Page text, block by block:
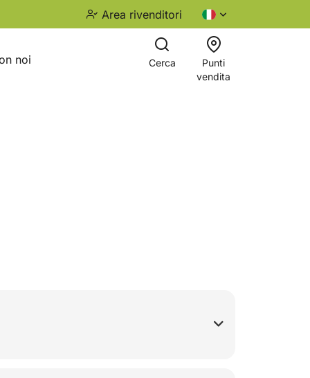
Area rivenditori
Cerca
Punti
vendita
noi